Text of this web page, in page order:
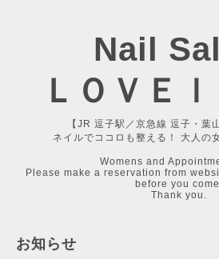
Nail
ＬＯＶＥ
【JR 逗子駅／京急線 逗子・葉
ネイルでココロも整える！ 大人の
Womens and
Please make a reservation from
before you
Thank you.
お知らせ